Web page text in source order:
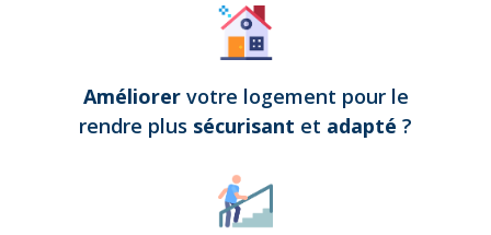
Améliorer votre logement pour le
rendre plus sécurisant et adapté ?